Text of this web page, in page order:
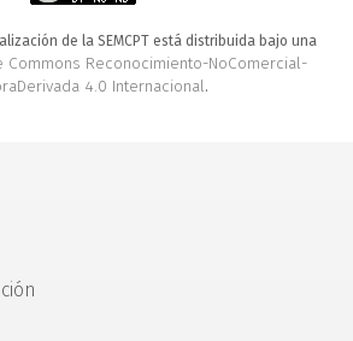
de la SEMCPT está distribuida bajo una
Commons Reconocimiento-NoComercial-
4.0 Internacional.